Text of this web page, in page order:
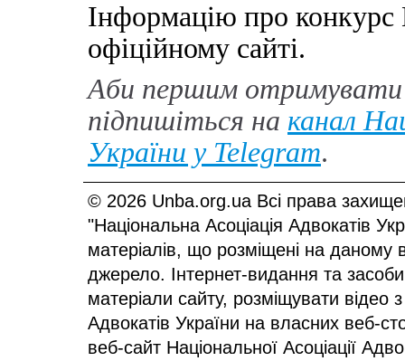
Інформацію про
офіційному сайті.
Аби першим отримувати
підпишіться на канал
України у Telegram.
© 2026 Unba.org.ua Всі права
"Національна Асоціація Адвокатів
матеріалів, що розміщені на даному
джерело. Інтернет-видання та
матеріали сайту, розміщувати відео
Адвокатів України на власних веб-
веб-сайт Національної Асоціації